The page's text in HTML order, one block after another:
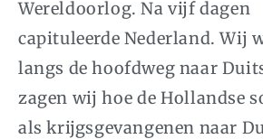
Wereldoorlog. Na vijf dagen
capituleerde Nederland. Wij
langs de hoofdweg naar
zagen wij hoe de Hollandse
als krijgsgevangenen naar